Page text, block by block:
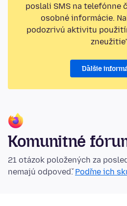
poslali SMS na telefónne
osobné informácie.
podozrivú aktivitu
Ďalšie
Komunitné
21 otázok položených za
nemajú odpoveď.Poďme ich